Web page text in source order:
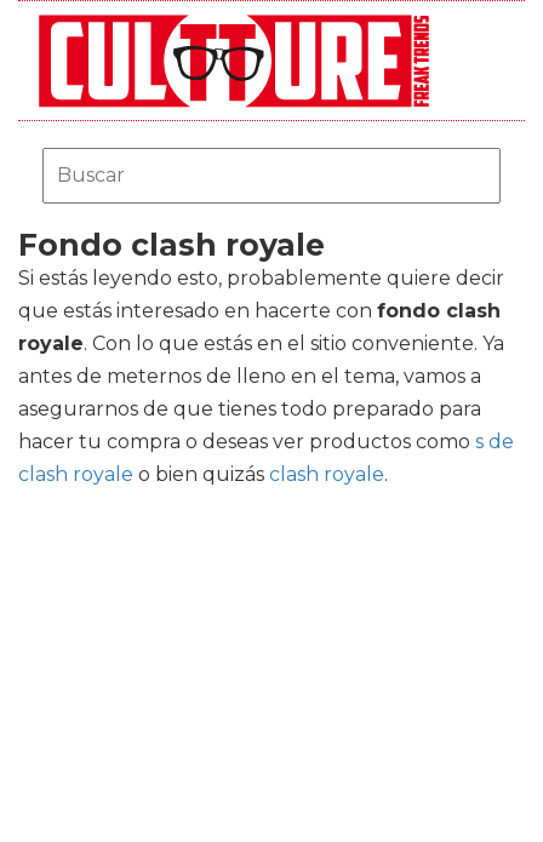
Fondo clash royale
Si estás leyendo esto, probablemente quiere decir
que estás interesado en hacerte con fondo clash
royale. Con lo que estás en el sitio conveniente. Ya
antes de meternos de lleno en el tema, vamos a
asegurarnos de que tienes todo preparado para
hacer tu compra o deseas ver productos como s de
clash royale o bien quizás clash royale.